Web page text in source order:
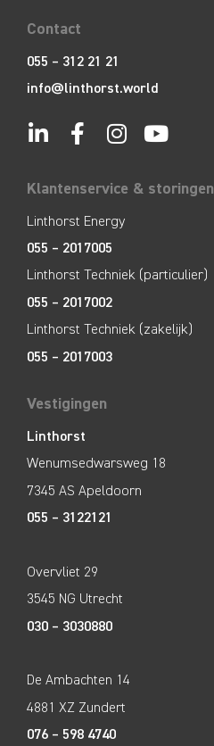
Contact
055 – 312 21 21
info@linthorst.world
Klantenservice & storingen
Linthorst Energy
055 – 2017005
Linthorst Techniek (particulier)
055 – 2017002
Linthorst Techniek (zakelijk)
055 – 2017003
Vestigingen
Linthorst
Wenumsedwarsweg 18
7345 AS Apeldoorn
055 – 3122121
Overvliet 29
3545 NG Utrecht
030 – 3030880
De Ambachten 14
4881 XZ Zundert
076 – 598 4740